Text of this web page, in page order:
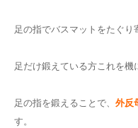
足の指でバスマットをたぐり
足だけ鍛えている方これを機
足の指を鍛えることで、 外反
す。